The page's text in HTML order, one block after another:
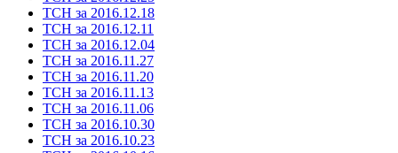
ТСН за 2016.12.18
ТСН за 2016.12.11
ТСН за 2016.12.04
ТСН за 2016.11.27
ТСН за 2016.11.20
ТСН за 2016.11.13
ТСН за 2016.11.06
ТСН за 2016.10.30
ТСН за 2016.10.23